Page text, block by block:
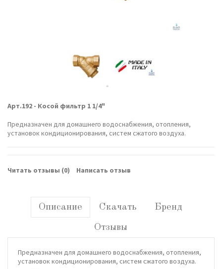
Арт.192 - Косой фильтр 1 1/4"
Предназначен для домашнего водоснабжения, отопления,
установок кондиционирования, систем сжатого воздуха.
Читать отзывы (0) Написать отзыв
Описание Скачать Бренд
Отзывы
Предназначен для домашнего водоснабжения, отопления,
установок кондиционирования, систем сжатого воздуха.